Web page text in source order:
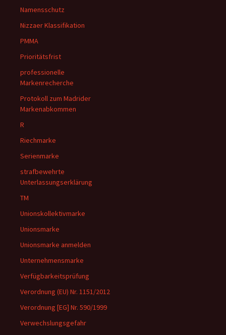
Namensschutz
Nizzaer Klassifikation
PMMA
Prioritätsfrist
professionelle
Markenrecherche
Protokoll zum Madrider
Markenabkommen
R
Riechmarke
Serienmarke
strafbewehrte
Unterlassungserklärung
TM
Unionskollektivmarke
Unionsmarke
Unionsmarke anmelden
Unternehmensmarke
Verfügbarkeitsprüfung
Verordnung (EU) Nr. 1151/2012
Verordnung [EG] Nr. 590/1999
Verwechslungsgefahr